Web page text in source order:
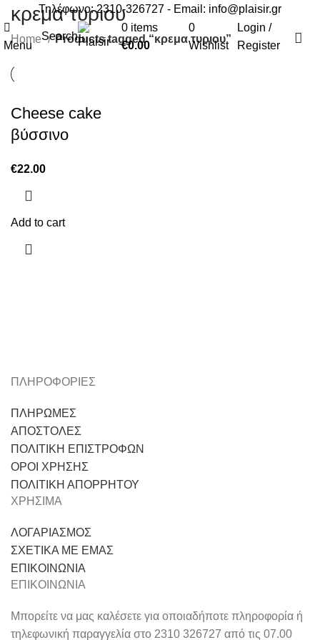
Τηλέφωνο: 2310-326727 - Email: info@plaisir.gr
Menu
Search
0 items
€0.00
0
Wishlist
Login /
Register
κρεμα τυριου
Home Products tagged “κρεμα τυριου”
Cheese cake
βύσσινο
€22.00
Add to cart
ΠΛΗΡΟΦΟΡΙΕΣ
ΠΛΗΡΩΜΕΣ
ΑΠΟΣΤΟΛΕΣ
ΠΟΛΙΤΙΚΗ ΕΠΙΣΤΡΟΦΩΝ
ΟΡΟΙ ΧΡΗΣΗΣ
ΠΟΛΙΤΙΚΗ ΑΠΟΡΡΗΤΟΥ
ΧΡΗΣΙΜΑ
ΛΟΓΑΡΙΑΣΜΟΣ
ΣΧΕΤΙΚΑ ΜΕ ΕΜΑΣ
ΕΠΙΚΟΙΝΩΝΙΑ
ΕΠΙΚΟΙΝΩΝΙΑ
Μπορείτε να μας καλέσετε για οποιαδήποτε πληροφορία ή
τηλεφωνική παραγγελία στο 2310 326727 από τις 07.00